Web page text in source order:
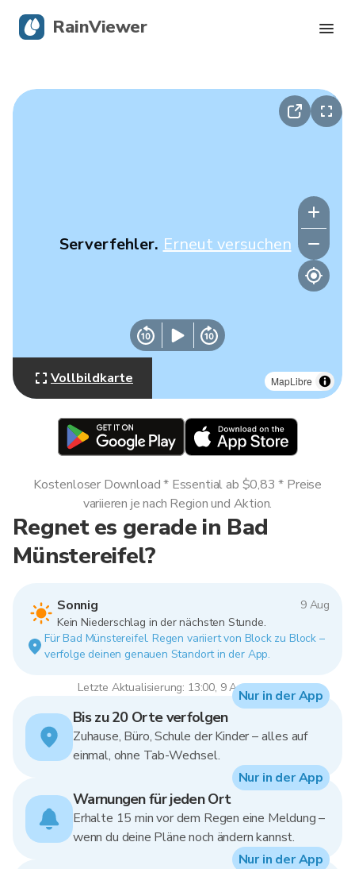
MapLibre
Serverfehler. Erneut versuchen
Vollbildkarte
Regnet es gerade in Bad
Münstereifel?
Sonnig
9 Aug
Kein Niederschlag in der nächsten Stunde.
Für Bad Münstereifel. Regen variiert von Block zu Block –
verfolge deinen genauen Standort in der App.
Letzte Aktualisierung: 13:00, 9 Aug 2026
Kostenloser Download * Essential ab $0,83 * Preise
variieren je nach Region und Aktion.
Bis zu 20 Orte verfolgen
Zuhause, Büro, Schule der Kinder – alles auf
einmal, ohne Tab-Wechsel.
Nur in der App
Warnungen für jeden Ort
Erhalte 15 min vor dem Regen eine Meldung –
wenn du deine Pläne noch ändern kannst.
Nur in der App
Nur in der App
RainViewer